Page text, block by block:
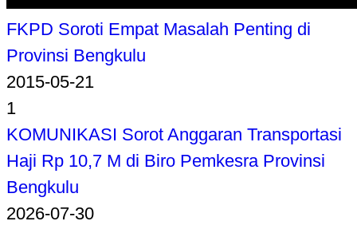
FKPD Soroti Empat Masalah Penting di
Provinsi Bengkulu
2015-05-21
1
KOMUNIKASI Sorot Anggaran Transportasi
Haji Rp 10,7 M di Biro Pemkesra Provinsi
Bengkulu
2026-07-30